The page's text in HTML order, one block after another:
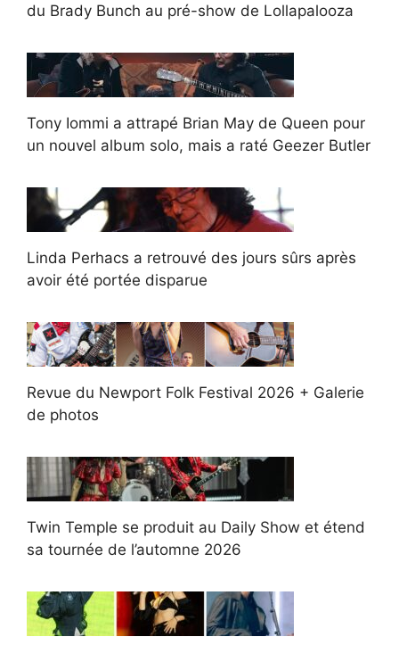
du Brady Bunch au pré-show de Lollapalooza
Tony Iommi a attrapé Brian May de Queen pour
un nouvel album solo, mais a raté Geezer Butler
Linda Perhacs a retrouvé des jours sûrs après
avoir été portée disparue
Revue du Newport Folk Festival 2026 + Galerie
de photos
Twin Temple se produit au Daily Show et étend
sa tournée de l’automne 2026